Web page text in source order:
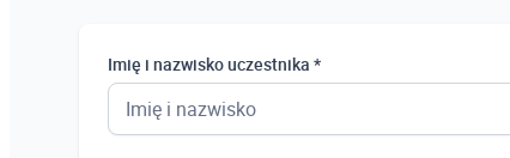
Imię i nazwisko uczestnika *